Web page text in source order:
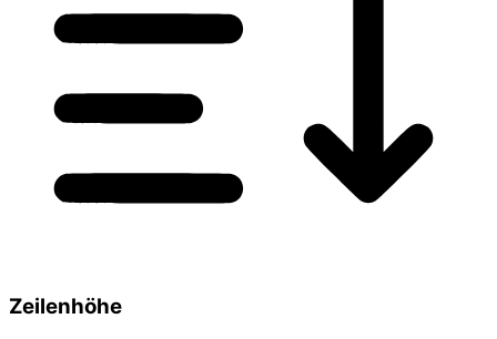
Zeilenhöhe